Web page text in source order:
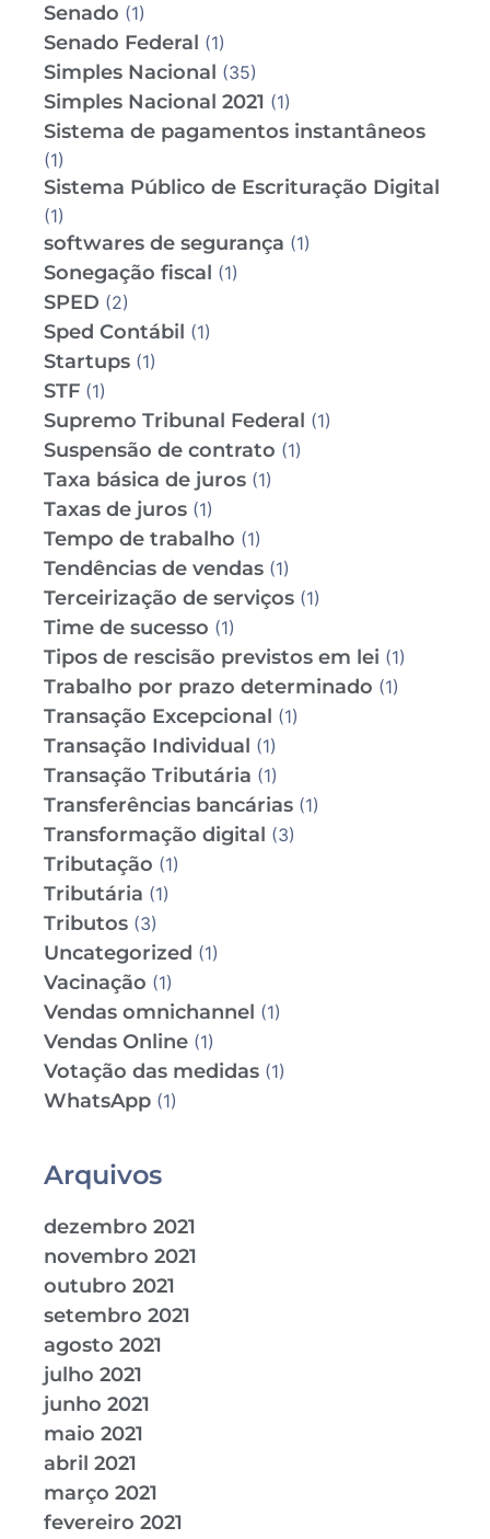
Senado (1)
Senado Federal (1)
Simples Nacional (35)
Simples Nacional 2021 (1)
Sistema de pagamentos instantâneos
(1)
Sistema Público de Escrituração Digital
(1)
softwares de segurança (1)
Sonegação fiscal (1)
SPED (2)
Sped Contábil (1)
Startups (1)
STF (1)
Supremo Tribunal Federal (1)
Suspensão de contrato (1)
Taxa básica de juros (1)
Taxas de juros (1)
Tempo de trabalho (1)
Tendências de vendas (1)
Terceirização de serviços (1)
Time de sucesso (1)
Tipos de rescisão previstos em lei (1)
Trabalho por prazo determinado (1)
Transação Excepcional (1)
Transação Individual (1)
Transação Tributária (1)
Transferências bancárias (1)
Transformação digital (3)
Tributação (1)
Tributária (1)
Tributos (3)
Uncategorized (1)
Vacinação (1)
Vendas omnichannel (1)
Vendas Online (1)
Votação das medidas (1)
WhatsApp (1)
Arquivos
dezembro 2021
novembro 2021
outubro 2021
setembro 2021
agosto 2021
julho 2021
junho 2021
maio 2021
abril 2021
março 2021
fevereiro 2021